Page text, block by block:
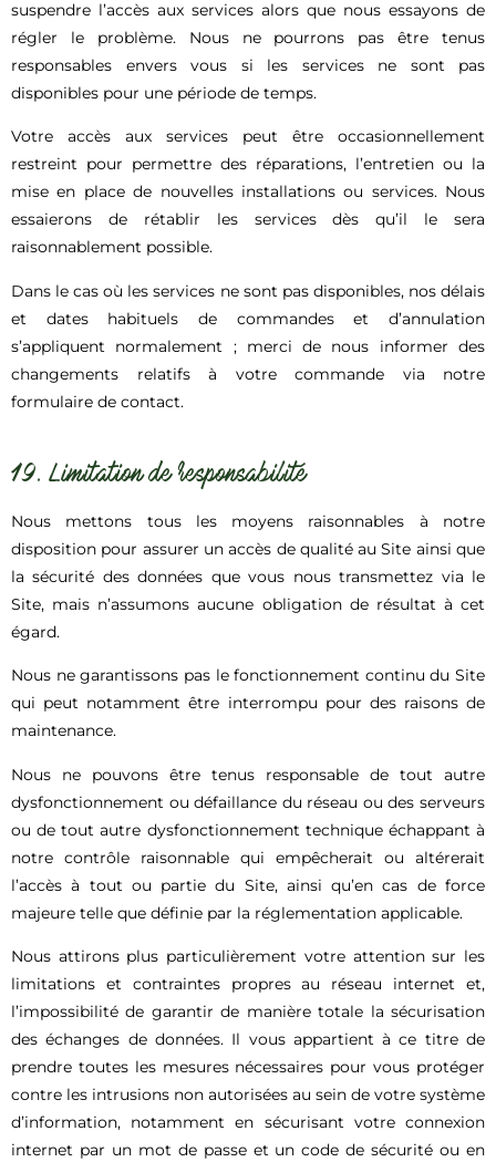
suspendre l’accès aux services alors que nous essayons de
régler le problème. Nous ne pourrons pas être tenus
responsables envers vous si les services ne sont pas
disponibles pour une période de temps.
Votre accès aux services peut être occasionnellement
restreint pour permettre des réparations, l’entretien ou la
mise en place de nouvelles installations ou services. Nous
essaierons de rétablir les services dès qu’il le sera
raisonnablement possible.
Dans le cas où les services ne sont pas disponibles, nos délais
et dates habituels de commandes et d’annulation
s’appliquent normalement ; merci de nous informer des
changements relatifs à votre commande via notre
formulaire de contact.
19. Limitation de responsabilité
Nous mettons tous les moyens raisonnables à notre
disposition pour assurer un accès de qualité au Site ainsi que
la sécurité des données que vous nous transmettez via le
Site, mais n’assumons aucune obligation de résultat à cet
égard.
Nous ne garantissons pas le fonctionnement continu du Site
qui peut notamment être interrompu pour des raisons de
maintenance.
Nous ne pouvons être tenus responsable de tout autre
dysfonctionnement ou défaillance du réseau ou des serveurs
ou de tout autre dysfonctionnement technique échappant à
notre contrôle raisonnable qui empêcherait ou altérerait
l’accès à tout ou partie du Site, ainsi qu’en cas de force
majeure telle que définie par la réglementation applicable.
Nous attirons plus particulièrement votre attention sur les
limitations et contraintes propres au réseau internet et,
l’impossibilité de garantir de manière totale la sécurisation
des échanges de données. Il vous appartient à ce titre de
prendre toutes les mesures nécessaires pour vous protéger
contre les intrusions non autorisées au sein de votre système
d’information, notamment en sécurisant votre connexion
internet par un mot de passe et un code de sécurité ou en